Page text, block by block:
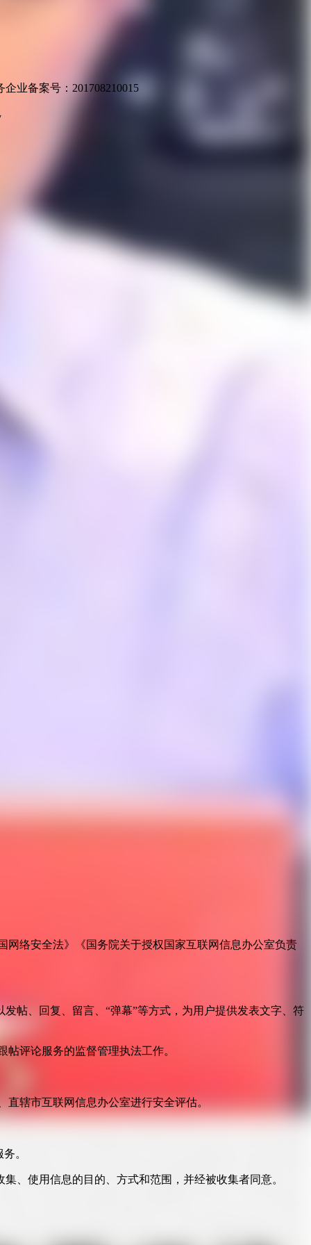
业备案号：201708210015
络安全法》《国务院关于授权国家互联网信息办公室负责
帖、回复、留言、“弹幕”等方式，为用户提供发表文字、符
评论服务的监督管理执法工作。
辖市互联网信息办公室进行安全评估。
。
、使用信息的目的、方式和范围，并经被收集者同意。